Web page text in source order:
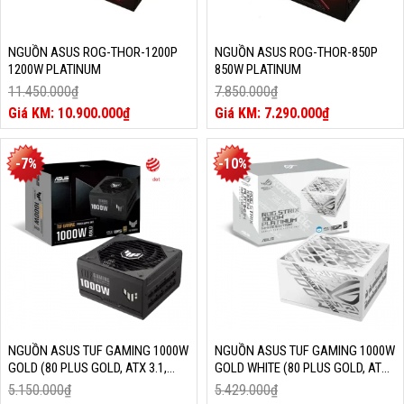
NGUỒN ASUS ROG-THOR-1200P
1200W PLATINUM
11.450.000₫
Giá
gốc
là:
11.450.000₫.
10.900.000₫
Giá
hiện
tại
là:
10.900.000₫.
NGUỒN ASUS ROG-THOR-850P
850W PLATINUM
7.850.000₫
Giá
gốc
là:
7.850.000₫.
7.290.000₫
Giá
hiện
tại
là:
7.290.000₫.
-7%
NGUỒN ASUS TUF GAMING 1000W
GOLD (80 PLUS GOLD, ATX 3.1,
PCIE 5.1)
5.150.000₫
-10%
NGUỒN ASUS TUF GAMING 1000W
GOLD WHITE (80 PLUS GOLD, ATX
3.1, PCIE 5.1)
5.429.000₫